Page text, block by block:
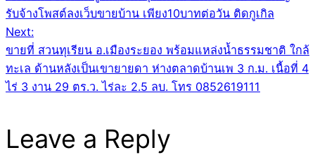
navigation
รับจ้างโพสต์ลงเว็บขายบ้าน เพียง10บาทต่อวัน ติดกูเกิล
Next:
ขายที่ สวนทุเรียน อ.เมืองระยอง พร้อมแหล่งน้ำธรรมชาติ ใกล้
ทะเล ด้านหลังเป็นเขายายดา ห่างตลาดบ้านเพ 3 ก.ม. เนื้อที่ 4
ไร่ 3 งาน 29 ตร.ว. ไร่ละ 2.5 ลบ. โทร 0852619111
Leave a Reply